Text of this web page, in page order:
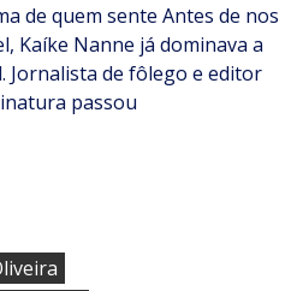
de quem sente Antes de nos
Kaíke Nanne já dominava a
Jornalista de fôlego e editor
passou